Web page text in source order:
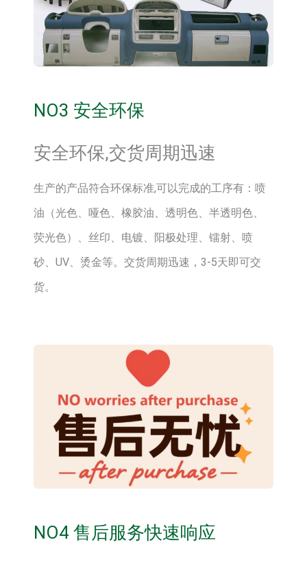
NO3 安全环保
安全环保,交货周期迅速
生产的产品符合环保标准,可以完成的工序有：喷
油（光色、哑色、橡胶油、透明色、半透明色、
荧光色）、丝印、电镀、阳极处理、镭射、喷
砂、UV、烫金等。交货周期迅速，3-5天即可交
货。
NO4 售后服务快速响应